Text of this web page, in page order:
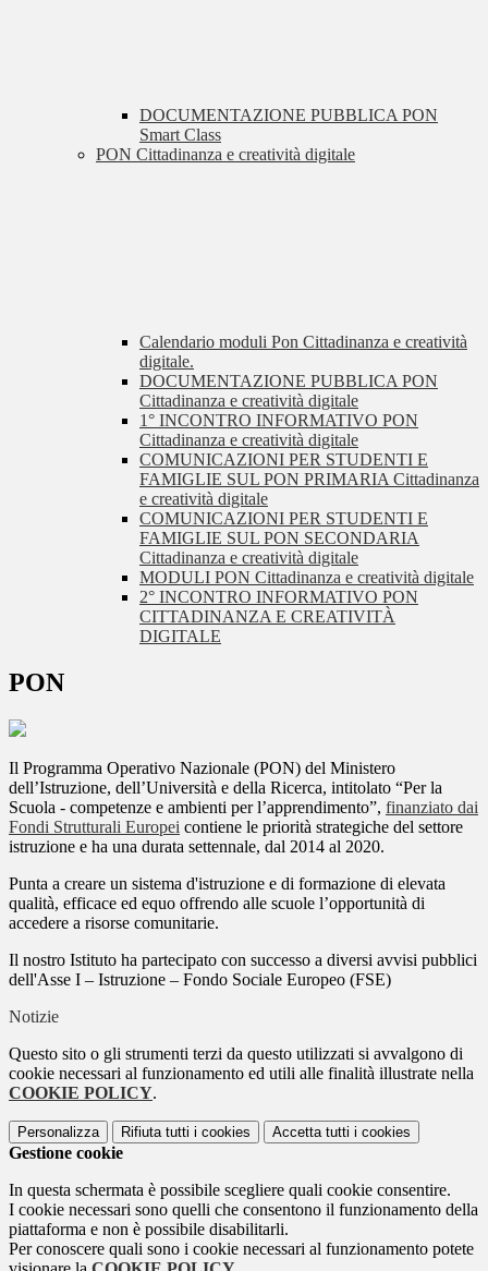
DOCUMENTAZIONE PUBBLICA PON
Smart Class
PON Cittadinanza e creatività digitale
Calendario moduli Pon Cittadinanza e creatività
digitale.
DOCUMENTAZIONE PUBBLICA PON
Cittadinanza e creatività digitale
1° INCONTRO INFORMATIVO PON
Cittadinanza e creatività digitale
COMUNICAZIONI PER STUDENTI E
FAMIGLIE SUL PON PRIMARIA Cittadinanza
e creatività digitale
COMUNICAZIONI PER STUDENTI E
FAMIGLIE SUL PON SECONDARIA
Cittadinanza e creatività digitale
MODULI PON Cittadinanza e creatività digitale
2° INCONTRO INFORMATIVO PON
CITTADINANZA E CREATIVITÀ
DIGITALE
PON
Il Programma Operativo Nazionale (PON) del Ministero
dell’Istruzione, dell’Università e della Ricerca, intitolato “Per la
Scuola - competenze e ambienti per l’apprendimento”, finanziato dai
Fondi Strutturali Europei contiene le priorità strategiche del settore
istruzione e ha una durata settennale, dal 2014 al 2020.
Punta a creare un sistema d'istruzione e di formazione di elevata
qualità, efficace ed equo offrendo alle scuole l’opportunità di
accedere a risorse comunitarie.
Il nostro Istituto ha partecipato con successo a diversi avvisi pubblici
dell'Asse I – Istruzione – Fondo Sociale Europeo (FSE)
Notizie
Questo sito o gli strumenti terzi da questo utilizzati si avvalgono di
cookie necessari al funzionamento ed utili alle finalità illustrate nella
COOKIE POLICY.
Personalizza Rifiuta tutti i cookies Accetta tutti i cookies
Gestione cookie
In questa schermata è possibile scegliere quali cookie consentire.
I cookie necessari sono quelli che consentono il funzionamento della
piattaforma e non è possibile disabilitarli.
Per conoscere quali sono i cookie necessari al funzionamento potete